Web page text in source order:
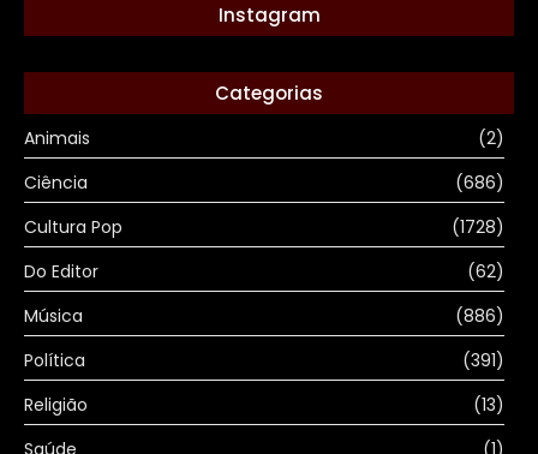
Instagram
Categorias
Animais
(2)
Ciência
(686)
Cultura Pop
(1728)
Do Editor
(62)
Música
(886)
Política
(391)
Religião
(13)